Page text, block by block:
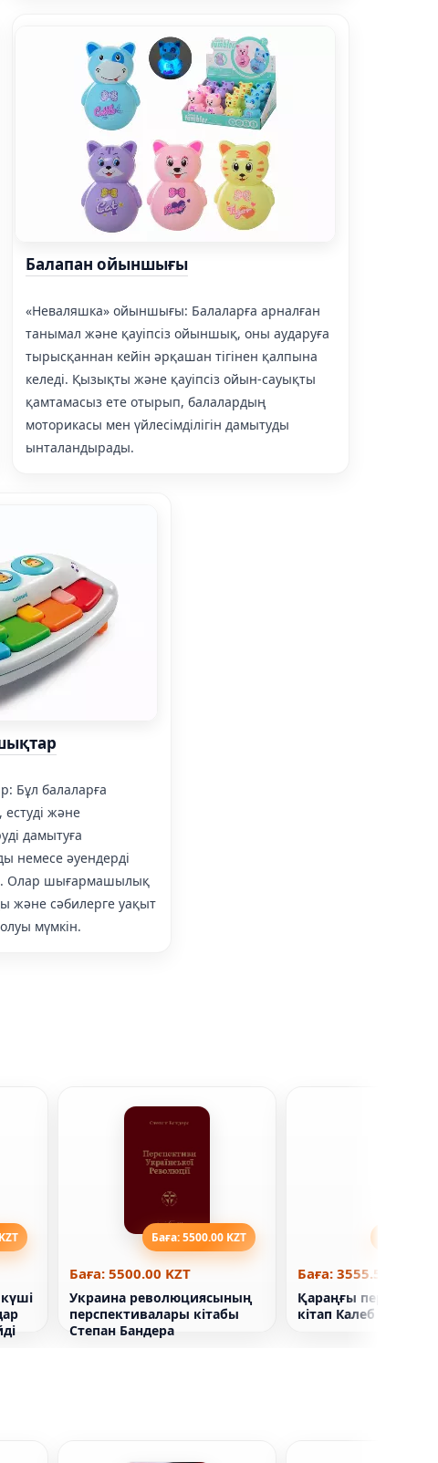
Балапан ойыншығы
«Неваляшка» ойыншығы: Балаларға арналған
танымал және қауіпсіз ойыншық, оны аударуға
тырысқаннан кейін әрқашан тігінен қалпына
келеді. Қызықты және қауіпсіз ойын-сауықты
қамтамасыз ете отырып, балалардың
моторикасы мен үйлесімділігін дамытуды
ынталандырады.
Бұл балаларға
және
дамытуға
немесе әуендерді
Олар шығармашылық
және сәбилерге уақыт
мүмкін.
Баға: 5500.00 KZT
Баға: 5500.00 KZT
Украина революциясының
перспективалары кітабы
Степан Бандера
Баға: 3555.56 KZT
Қараңғы періште
кітап Калеб Карр